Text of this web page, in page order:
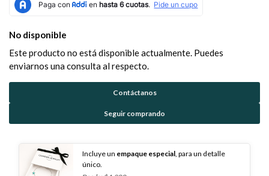
No disponible
Este producto no está disponible actualmente. Puedes
enviarnos una consulta al respecto.
Contáctanos
Seguir comprando
Incluye un empaque especial , para un detalle
único.